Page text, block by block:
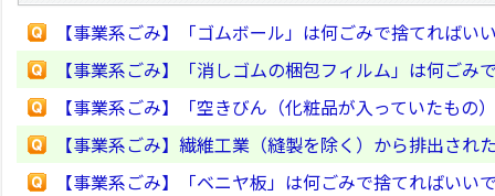
【事業系ごみ】「ゴムボール」は何ごみで捨てればい
【事業系ごみ】「消しゴムの梱包フィルム」は何ごみ
【事業系ごみ】「空きびん（化粧品が入っていたも
【事業系ごみ】繊維工業（縫製を除く）から排出さ
【事業系ごみ】「ベニヤ板」は何ごみで捨てればいい